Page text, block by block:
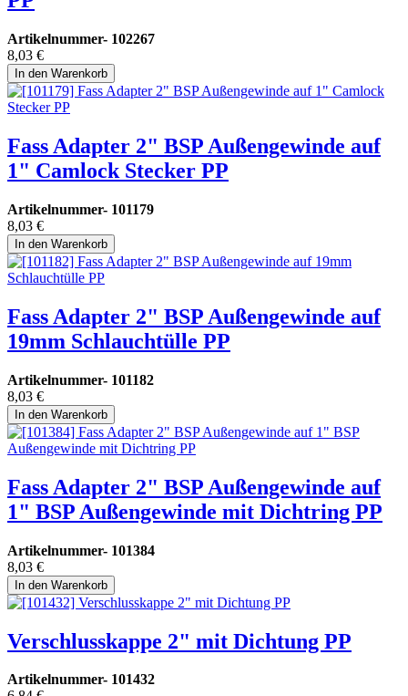
Artikelnummer- 102267
8,03 €
In den Warenkorb
Fass Adapter 2" BSP Außengewinde auf
1" Camlock Stecker PP
Artikelnummer- 101179
8,03 €
In den Warenkorb
Fass Adapter 2" BSP Außengewinde auf
19mm Schlauchtülle PP
Artikelnummer- 101182
8,03 €
In den Warenkorb
Fass Adapter 2" BSP Außengewinde auf
1" BSP Außengewinde mit Dichtring PP
Artikelnummer- 101384
8,03 €
In den Warenkorb
Verschlusskappe 2" mit Dichtung PP
Artikelnummer- 101432